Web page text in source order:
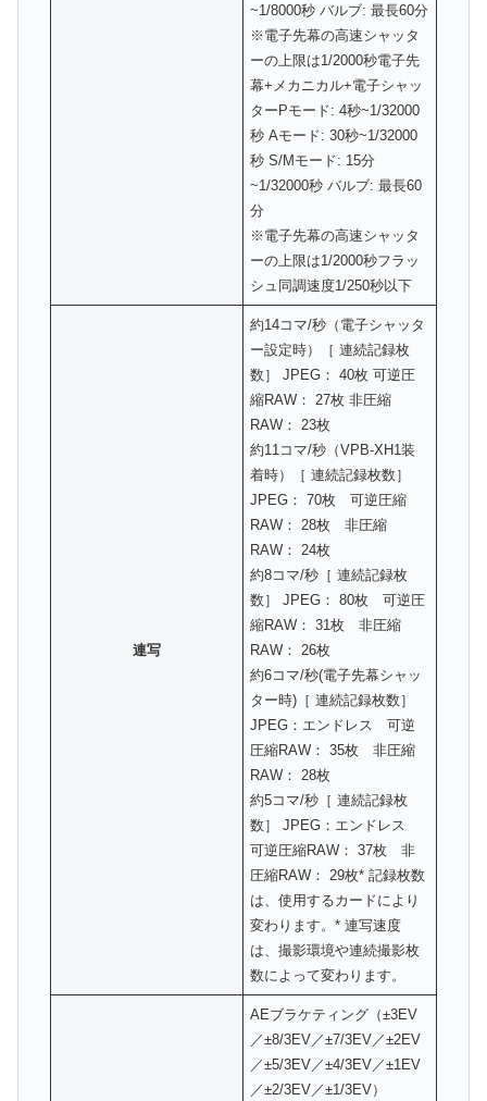
~1/8000秒 バルブ: 最長60分
※電子先幕の高速シャッタ
ーの上限は1/2000秒電子先
幕+メカニカル+電子シャッ
ターPモード: 4秒~1/32000
秒 Aモード: 30秒~1/32000
秒 S/Mモード: 15分
~1/32000秒 バルブ: 最長60
分
※電子先幕の高速シャッタ
ーの上限は1/2000秒フラッ
シュ同調速度1/250秒以下
連写
約14コマ/秒（電子シャッタ
ー設定時）［ 連続記録枚
数］ JPEG： 40枚 可逆圧
縮RAW： 27枚 非圧縮
RAW： 23枚
約11コマ/秒（VPB-XH1装
着時）［ 連続記録枚数］
JPEG： 70枚 可逆圧縮
RAW： 28枚 非圧縮
RAW： 24枚
約8コマ/秒［ 連続記録枚
数］ JPEG： 80枚 可逆圧
縮RAW： 31枚 非圧縮
RAW： 26枚
約6コマ/秒(電子先幕シャッ
ター時)［ 連続記録枚数］
JPEG：エンドレス 可逆
圧縮RAW： 35枚 非圧縮
RAW： 28枚
約5コマ/秒［ 連続記録枚
数］ JPEG：エンドレス
可逆圧縮RAW： 37枚 非
圧縮RAW： 29枚* 記録枚数
は、使用するカードにより
変わります。* 連写速度
は、撮影環境や連続撮影枚
数によって変わります。
AEブラケティング（±3EV
／±8/3EV／±7/3EV／±2EV
／±5/3EV／±4/3EV／±1EV
／±2/3EV／±1/3EV）